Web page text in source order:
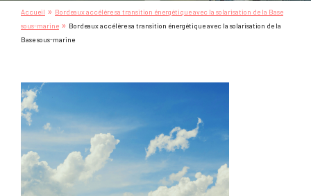
Accueil » Bordeaux accélère sa transition énergétique avec la solarisation de la Base
sous-marine » Bordeaux accélère sa transition énergétique avec la solarisation de la
Base sous-marine